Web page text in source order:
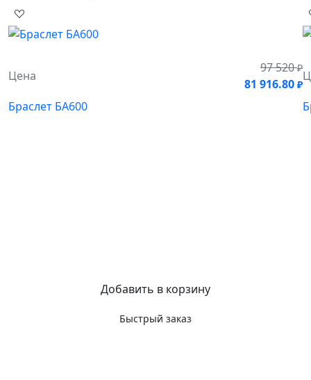
Цена
97 520₽
81 916.80 ₽
Браслет БА600
Добавить в корзину
Быстрый заказ